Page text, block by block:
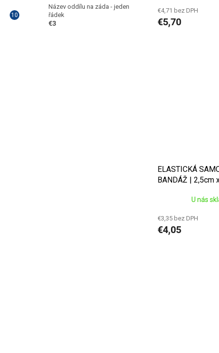
Název oddílu na záda - jeden
řádek
€3
€4,71 bez DPH
€5,70
ELASTICKÁ
BANDÁŽ | 2,5cm
U nás
€3,35 bez DPH
€4,05